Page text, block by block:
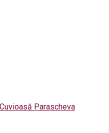
Parascheva